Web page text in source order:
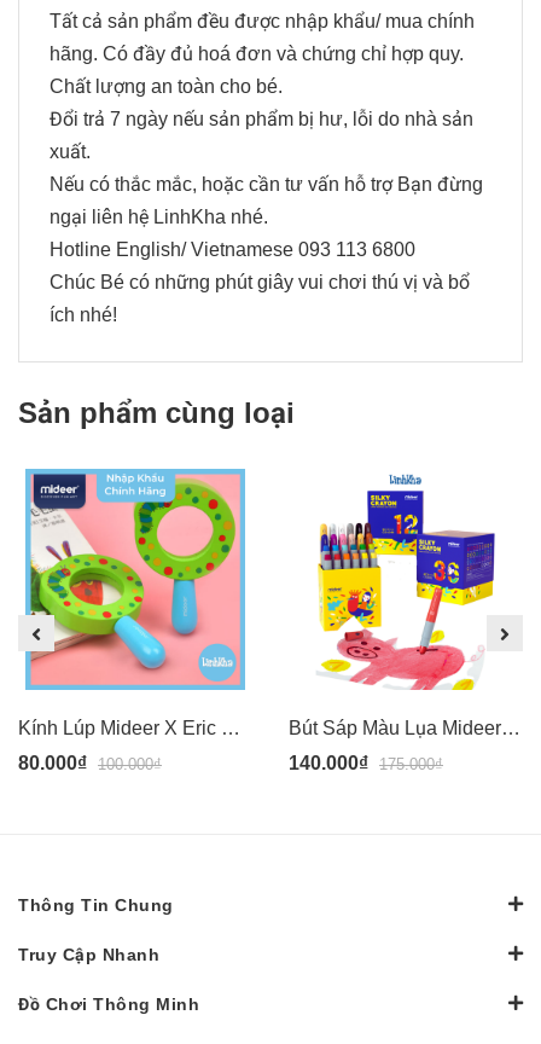
Tất cả sản phẩm đều được nhập khẩu/ mua chính
hãng. Có đầy đủ hoá đơn và chứng chỉ hợp quy.
Chất lượng an toàn cho bé.
Đổi trả 7 ngày nếu sản phẩm bị hư, lỗi do nhà sản
xuất.
Nếu có thắc mắc, hoặc cần tư vấn hỗ trợ Bạn đừng
ngại liên hệ LinhKha nhé.
Hotline English/ Vietnamese 093 113 6800
Chúc Bé có những phút giây vui chơi thú vị và bổ
ích nhé!
Sản phẩm cùng loại
Kính Lúp Mideer X Eric Carle Kids Magnifying Glass MD0112
80.000₫ 100.000₫
Bút Sáp Màu Lụa Mideer - Vẽ Được Trên Nhiều Vật Liệu - Dễ Dàng Lau Sạch - Mideer Silky Crayon
140.000₫ 175.000₫
Thông Tin Chung
Truy Cập Nhanh
Đồ Chơi Thông Minh